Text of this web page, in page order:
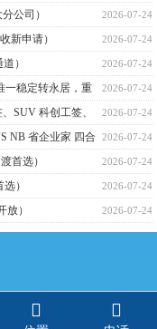
2026-07-24
公司）
2026-07-24
新申请）
2026-07-24
）
2026-07-24
一稳定转永居，重
2026-07-24
SUV 科创工签、
2026-07-24
NB 省企业家 四合
2026-07-24
首选）
2026-07-24
）
2026-07-24
）